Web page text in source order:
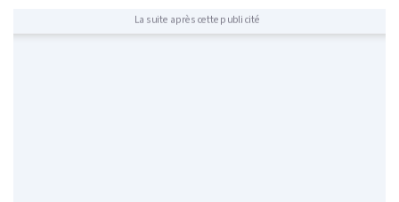
La suite après cette publicité